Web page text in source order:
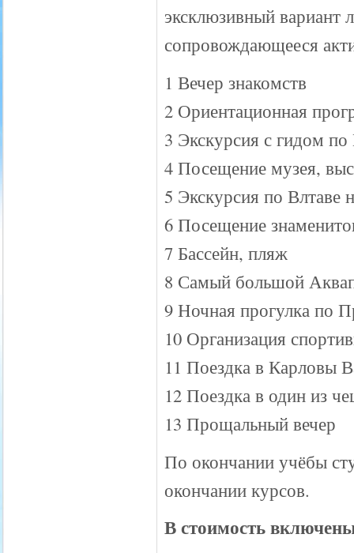
эксклюзивный вариант
сопровождающееся
1 Вечер знакомств
2 Ориентационная
3 Экскурсия с гидом
4 Посещение музея,
5 Экскурсия по Влтаве
6 Посещение
7 Бассейн, пляж
8 Самый большой
9 Ночная прогулка по
10 Организация
11 Поездка в Карловы
12 Поездка в один из
13 Прощальный вечер
По окончании учёбы
окончании курсов.
В стоимость